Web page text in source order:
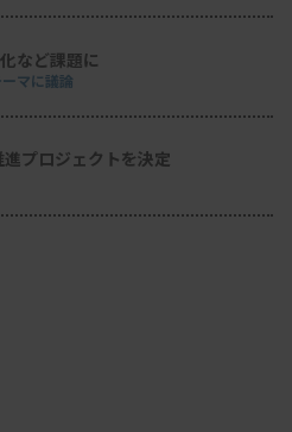
など課題に
マに議論
プロジェクトを決定